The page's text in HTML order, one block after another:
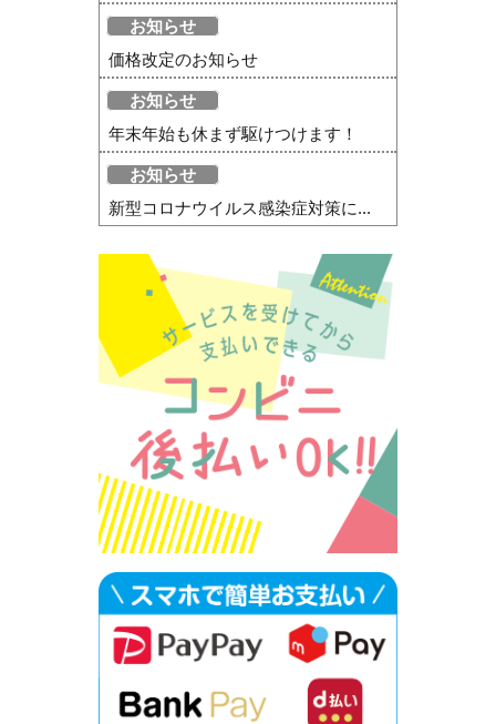
お知らせ
価格改定のお知らせ
お知らせ
年末年始も休まず駆けつけます！
お知らせ
新型コロナウイルス感染症対策に...